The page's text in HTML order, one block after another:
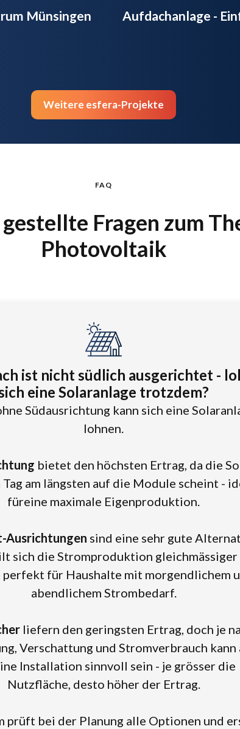
Münsingen Aufdachanlage -
Weitere esfera-Projekte
FAQ
Fragen zum
Photovoltaik
ist nicht südlich ausgerichtet -
eine Solaranlage trotzdem?
Südausrichtung kann sich eine
lohnen.‍
bietet den höchsten Ertrag, da die
Tag am längsten auf die Module scheint -
füreine maximale Eigenproduktion.‍
Ausrichtungen sind eine sehr gute
sich die Stromproduktion gleichmässiger
perfekt für Haushalte mit morgendlichem
abendlichem Strombedarf.‍
liefern den geringsten Ertrag, doch je
Verschattung und Stromverbrauch kann
Installation sinnvoll sein - je grösser die
Nutzfläche, desto höher der Ertrag.
prüft bei der Planung alle Optionen und